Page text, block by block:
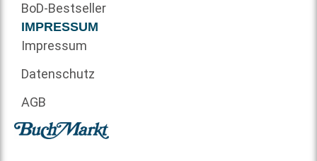
BoD-Bestseller
IMPRESSUM
Impressum
Datenschutz
AGB